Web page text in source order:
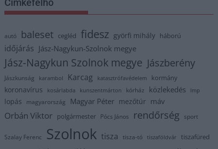
Címkefelhő
autó baleset cegléd fidesz györfi mihály háború
időjárás Jász-Nagykun-Szolnok megye
Jász-Nagykun Szolnok megye Jászberény
Jászkunság karambol Karcag katasztrófavédelem kormány
koronavírus kosárlabda kunszentmárton kórház közlekedés lmp
lopás magyarország Magyar Péter mezőtúr máv
Orbán Viktor polgármester Pócs János rendőrség sport
Szalay Ferenc Szolnok tisza tisza-tó tiszaföldvár tiszafüred